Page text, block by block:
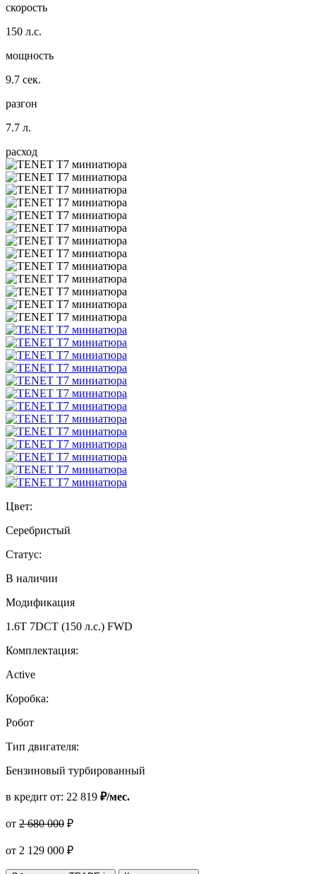
скорость
150 л.с.
мощность
9.7 сек.
разгон
7.7 л.
расход
Цвет:
Серебристый
Статус:
В наличии
Модификация
1.6T 7DCT (150 л.с.) FWD
Комплектация:
Active
Коробка:
Робот
Тип двигателя:
Бензиновый турбированный
в кредит от: 22 819 ₽/мес.
от 2 680 000 ₽
от 2 129 000 ₽